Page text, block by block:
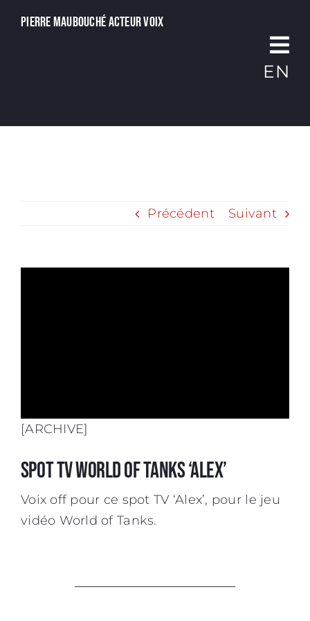
Pierre Maubouché acteur voix
EN
Précédent Suivant
[ARCHIVE]
Spot TV World Of Tanks ‘Alex’
Voix off pour ce spot TV ‘Alex’, pour le jeu
vidéo World of Tanks.